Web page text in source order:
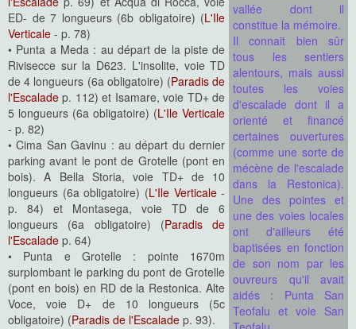
vallée dont il
constitue la mémoire.
Il connait bien sûr
tous les sentiers
alentours, mais aussi
toutes les voies
d'escalade dont il a
orienté et financé
certaines ouvertures
(comme une sorte de
mécène de l'escalade
dans la Restonica).
Une des pointes et
une des voies locales
ont d'ailleurs été
baptisées en fonction
de son nom par les
ouvreurs qu'il avait
aidés : Punta San
Teofalu et voie San
ED- de 7 longueurs (6b obligatoire) (L'Ile
Verticale - p. 78)
• Punta a Meda : au départ de la piste de
Rivisecce sur la D623. L'insolite, voie TD
de 4 longueurs (6a obligatoire) (Paradis de
l'Escalade p. 112) et Isamare, voie TD+ de
5 longueurs (6a obligatoire) (L'Ile Verticale
- p. 82)
• Cima San Gavinu : au départ du dernier
parking avant le pont de Grotelle (pont en
bois). A Bella Storia, voie TD+ de 10
longueurs (6a obligatoire) (L'Ile Verticale-
p. 84) et Montasega, voie TD de 6
longueurs (6a obligatoire) (Paradis de
l'Escalade p. 64)
• Punta e Grotelle : pointe 1670m
surplombant le parking du pont de Grotelle
(pont en bois) en RD de la Restonica. Alte
Voce, voie D+ de 10 longueurs (5c
obligatoire) (Paradis de l'Escalade p. 93).